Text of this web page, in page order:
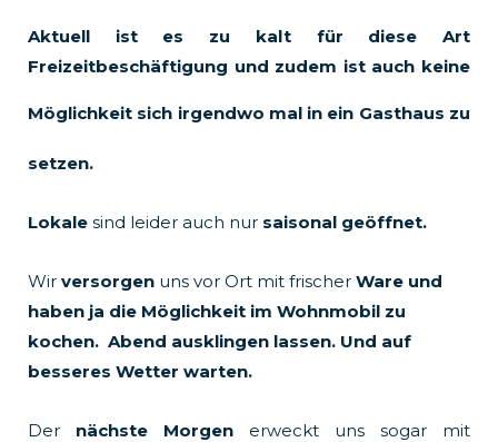
Aktuell ist es zu kalt für diese Art
Freizeitbeschäftigung und zudem ist auch keine
Möglichkeit sich irgendwo mal in ein Gasthaus zu
setzen.
Lokale sind leider auch nur saisonal geöffnet.
Wir versorgen uns vor Ort mit frischer Ware und
haben ja die Möglichkeit im Wohnmobil zu
kochen. Abend ausklingen lassen. Und auf
besseres Wetter warten.
Der nächste Morgen erweckt uns sogar mit